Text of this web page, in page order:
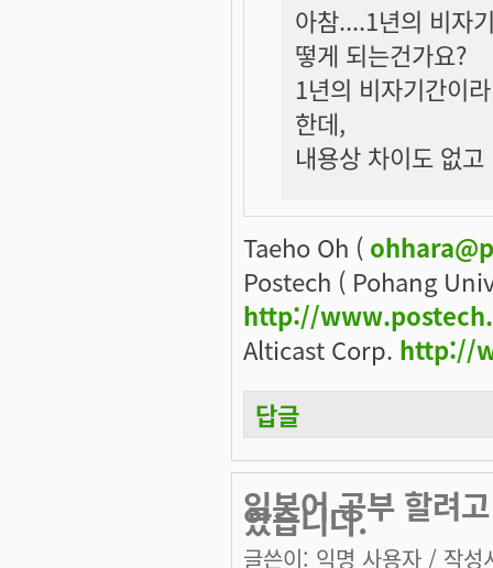
아참....1년의 비자
떻게 되는건가요?
1년의 비자기간이
한데,
내용상 차이도 없
Taeho Oh (
Postech ( Pohang
http://
Alticast Corp. http://
답글
일본어 공부 할려
았습니다.
글쓴이: 익명 사용자 / 작성